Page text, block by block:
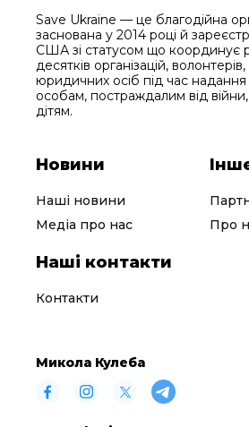
Save Ukraine — це благодійна
заснована у 2014 році й
США зі статусом що координує
десятків організацій, волонтерів,
юридичних осіб під час
особам, постраждалим від
дітям.
Новини
Наші новини
Медіа про нас
Про
Наші контакти
Контакти
Микола Кулеба